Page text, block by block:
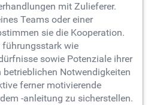
mit Zulieferer.
Teams oder einer
sie die Kooperation.
führungsstark wie
sowie Potenziale ihrer
Notwendigkeiten
ferner motivierende
-anleitung zu sicherstellen.